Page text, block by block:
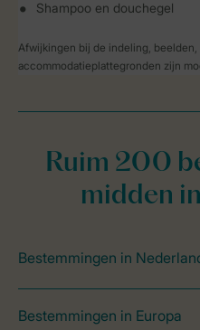
Shampoo en douchegel
Afwijkingen bij de indeling,
accommodatieplattegronden zijn
Ruim 200
midden
Bestemmingen in
Bestemmingen in Europa